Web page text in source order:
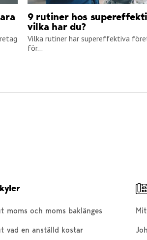
9 rutiner hos
vilka har du?
Vilka rutiner har supereffektiva
för...
moms och moms baklänges
vad en anställd kostar